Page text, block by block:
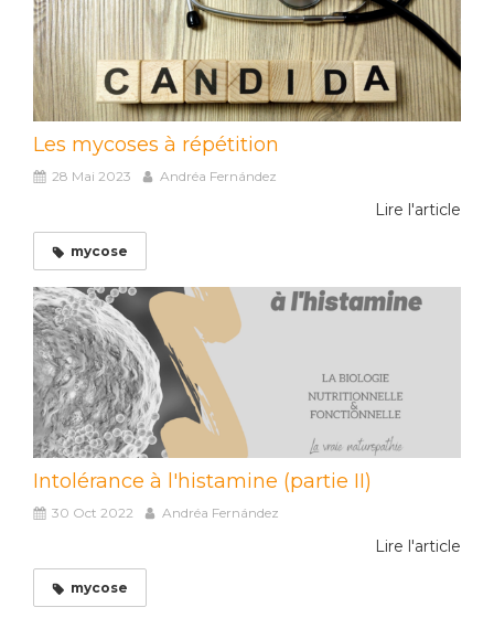
Les mycoses à répétition
28 Mai 2023 Andréa Fernández
Lire l'article
mycose
Intolérance à l'histamine (partie II)
30 Oct 2022 Andréa Fernández
Lire l'article
mycose